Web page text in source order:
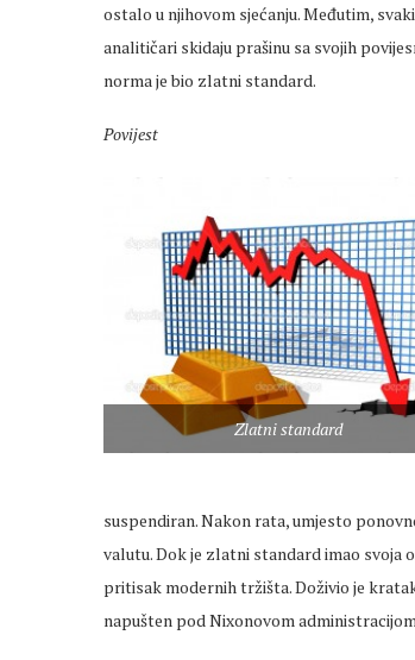
ostalo u njihovom sjećanju. Međutim,
analitičari skidaju prašinu sa svojih
norma je bio zlatni standard.
Povijest
Zlatni standard
suspendiran. Nakon rata, umjesto
valutu. Dok je zlatni standard imao svoja
pritisak modernih tržišta. Doživio je
napušten pod Nixonovom